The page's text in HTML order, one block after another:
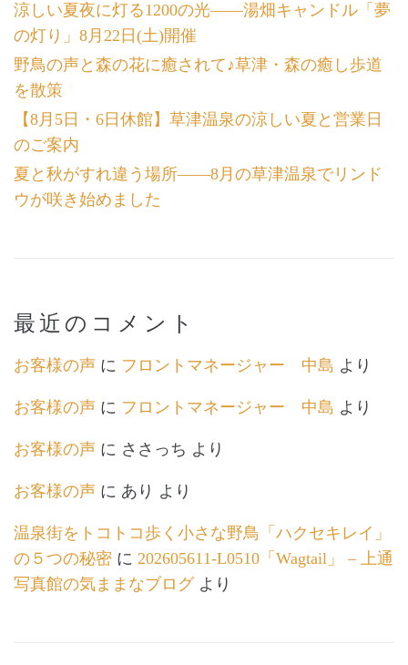
涼しい夏夜に灯る1200の光――湯畑キャンドル「夢
の灯り」8月22日(土)開催
野鳥の声と森の花に癒されて♪草津・森の癒し歩道
を散策
【8月5日・6日休館】草津温泉の涼しい夏と営業日
のご案内
夏と秋がすれ違う場所――8月の草津温泉でリンド
ウが咲き始めました
最近のコメント
お客様の声 に フロントマネージャー 中島 より
お客様の声 に フロントマネージャー 中島 より
お客様の声 に ささっち より
お客様の声 に あり より
温泉街をトコトコ歩く小さな野鳥「ハクセキレイ」
の５つの秘密 に 202605611-L0510「Wagtail」 – 上通
写真館の気ままなブログより